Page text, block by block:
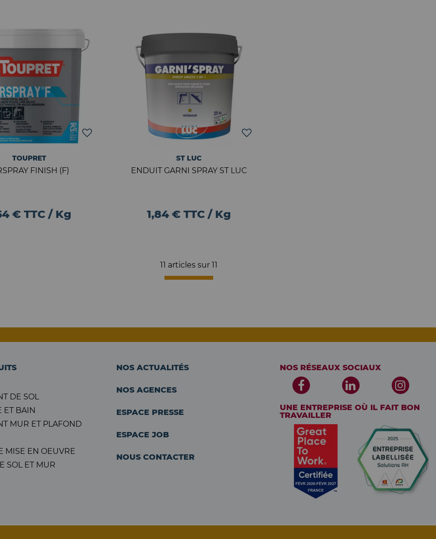
TOUPRET
FINISH (F)
€ TTC / Kg
ST LUC
ENDUIT GARNI SPRAY ST LUC
1,84 € TTC / Kg
11 articles sur 11
DE SOL
ET BAIN
MUR ET PLAFOND
MISE EN OEUVRE
SOL ET MUR
NOS ACTUALITÉS
NOS AGENCES
ESPACE PRESSE
ESPACE JOB
NOUS CONTACTER
NOS RÉSEAUX SOCIAUX
UNE ENTREPRISE OÙ IL FAIT BON
TRAVAILLER